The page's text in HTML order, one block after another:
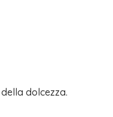
dolcezza.